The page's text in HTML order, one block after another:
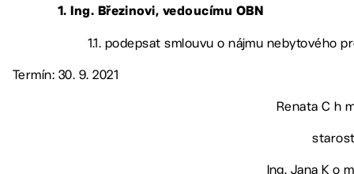
1. Ing. Březinovi, vedoucímu OBN
1.1. podepsat smlouvu o nájmu nebytového
Termín: 30. 9. 2021
Renata C h
Ing. Jana K o